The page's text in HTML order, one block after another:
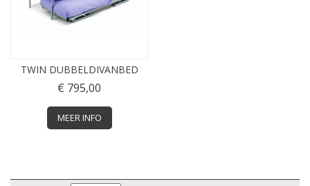
TWIN DUBBELDIVANBED
€ 795,00
MEER INFO